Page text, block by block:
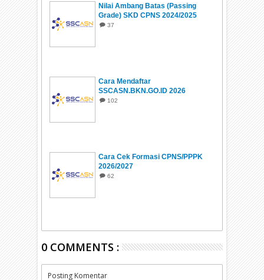
Nilai Ambang Batas (Passing
Grade) SKD CPNS 2024/2025
37
Cara Mendaftar
SSCASN.BKN.GO.ID 2026
102
Cara Cek Formasi CPNS/PPPK
2026/2027
62
0 COMMENTS :
Posting Komentar